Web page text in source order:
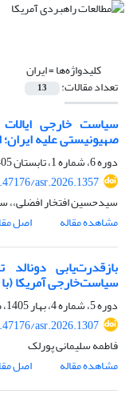
کلیدواژه‌ها =ایران
تعداد مقالات: 13
صهیونیستی علیه
دوره 6، شماره 1، تابستان 1405، صفحه
asr.2026.1357
سیدحسین افتخار افضلی،،
مشاهده مقاله
اصل
بازقدرت‌یابی
سیاست‌خارجی آمریکا
دوره 5، شماره 4، بهار 1405، صفحه
asr.2026.1307
فاطمه سلیمانی پورلک
مشاهده مقاله
اصل